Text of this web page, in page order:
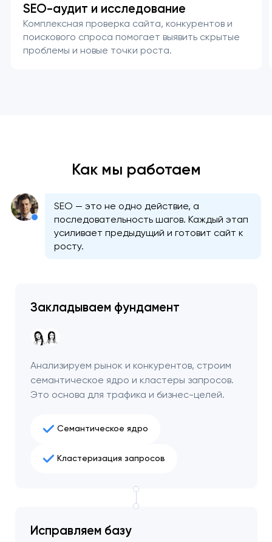
Спасибо
Мы получили вашу заявку
SEO-аудит и исследование
Комплексная проверка сайта, конкурентов и
поискового спроса помогает выявить скрытые
проблемы и новые точки роста.
Как мы работаем
SEO — это не одно действие, а
последовательность шагов. Каждый этап
усиливает предыдущий и готовит сайт к
росту.
Закладываем фундамент
Анализируем рынок и конкурентов, строим
семантическое ядро и кластеры запросов.
Это основа для трафика и бизнес-целей.
Семантическое ядро
Кластеризация запросов
Исправляем базу
Спасибо
Мы получили вашу заявку
отправлена!
ближайшее время,